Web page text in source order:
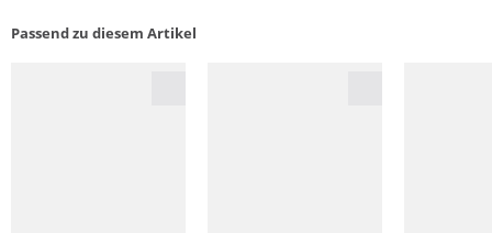
Passend zu diesem Artikel